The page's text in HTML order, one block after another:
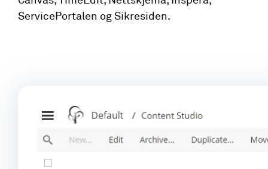
ServicePortalen og Sikresiden.